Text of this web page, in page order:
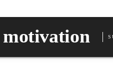
motivation